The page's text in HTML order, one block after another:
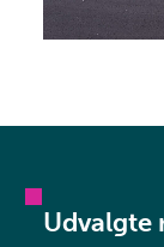
Udvalgte